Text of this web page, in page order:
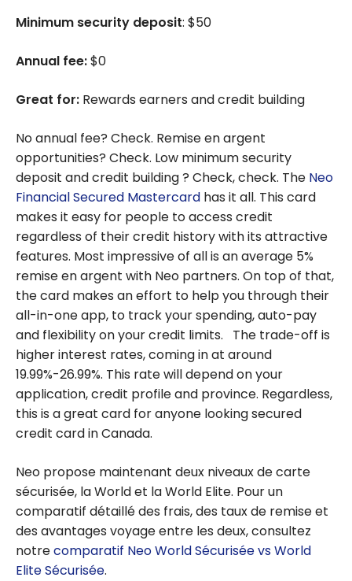
Minimum security deposit: $50
Annual fee:$0
Great for: Rewards earners and credit building
No annual fee? Check. Remise en argent
opportunities? Check. Low minimum security
deposit and credit building ? Check, check. The Neo
Financial Secured Mastercard has it all. This card
makes it easy for people to access credit
regardless of their credit history with its attractive
features. Most impressive of all is an average 5%
remise en argent with Neo partners. On top of that,
the card makes an effort to help you through their
all-in-one app, to track your spending, auto-pay
and flexibility on your credit limits. The trade-off is
higher interest rates, coming in at around
19.99%-26.99%. This rate will depend on your
application, credit profile and province. Regardless,
this is a great card for anyone looking secured
credit card in Canada.
Neo propose maintenant deux niveaux de carte
sécurisée, la World et la World Elite. Pour un
comparatif détaillé des frais, des taux de remise et
des avantages voyage entre les deux, consultez
notrecomparatif Neo World Sécurisée vs World
Elite Sécurisée.